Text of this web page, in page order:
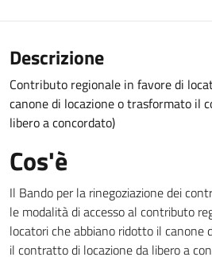
Descrizione
Contributo regionale in favore di
canone di locazione o trasformato il
libero a concordato)
Cos'è
Il Bando per la rinegoziazione dei
le modalità di accesso al contributo
locatori che abbiano ridotto il canone
il contratto di locazione da libero a